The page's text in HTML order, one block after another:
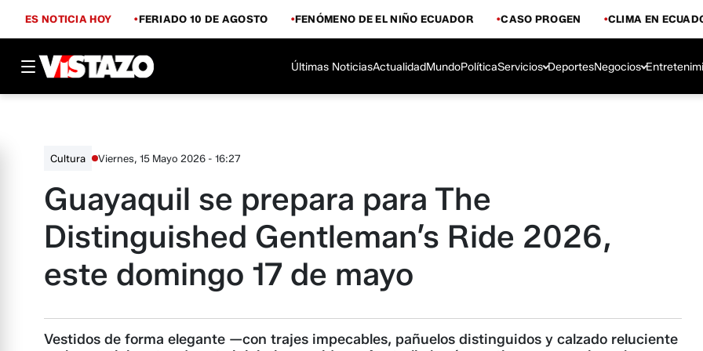
ES NOTICIA HOY FERIADO 10 DE AGOSTO FENÓMENO DE EL NIÑO ECUADOR CASO PROGEN CLIMA EN
Últimas NoticiasActualidadMundoPolíticaServicios DeportesNegocios
Cultura Viernes, 15 Mayo 2026 - 16:27
Guayaquil se prepara para The
Distinguished Gentleman’s Ride 2026,
este domingo 17 de mayo
Vestidos de forma elegante —con trajes impecables, pañuelos distinguidos y calzado reluciente